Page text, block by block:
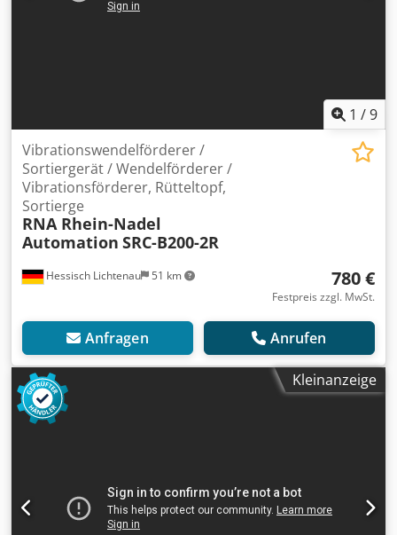
1 /9
Hessisch Lichtenau 51 km
Vibrationswendelförderer /
Sortiergerät / Wendelförderer /
Vibrationsförderer, Rütteltopf,
Sortierge
RNA Rhein-Nadel
Automation SRC-B200-2R
780 €
Festpreis zzgl. MwSt.
Anfragen Anrufen
Kleinanzeige